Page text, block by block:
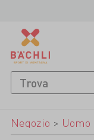
Negozio > Uomo